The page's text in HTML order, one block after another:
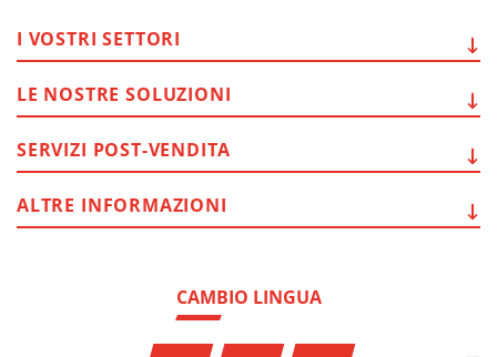
CAMBIO LINGUA
I VOSTRI SETTORI
LE NOSTRE SOLUZIONI
SERVIZI POST-VENDITA
ALTRE INFORMAZIONI